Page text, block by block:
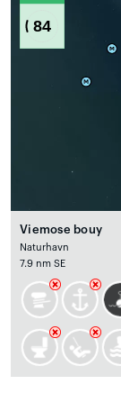
84
Viemose bouy
Naturhavn
7.9 nm SE